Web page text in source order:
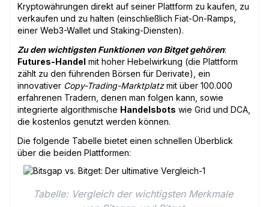
Kryptowährungen direkt auf seiner Plattform zu kaufen, zu
verkaufen und zu halten (einschließlich Fiat-On-Ramps,
einer Web3-Wallet und Staking-Diensten).
Zu den wichtigsten Funktionen von Bitget gehören:
Futures-Handel mit hoher Hebelwirkung (die Plattform
zählt zu den führenden Börsen für Derivate), ein
innovativer Copy-Trading-Marktplatzmit über 100.000
erfahrenen Tradern, denen man folgen kann, sowie
integrierte algorithmische Handelsbots wie Grid und DCA,
die kostenlos genutzt werden können.
Die folgende Tabelle bietet einen schnellen Überblick
über die beiden Plattformen:
Tabelle: Vergleich der wichtigsten Merkmale